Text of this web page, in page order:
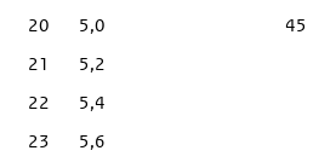
20
5,0
21
5,2
22
5,4
23
5,6
45